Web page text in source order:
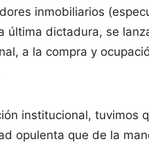
inmobiliarios
última dictadura, se
a la compra y
institucional, tuvimos
opulenta que de la